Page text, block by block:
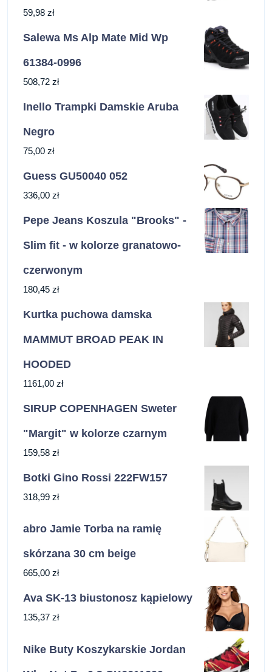
59,98 zł
Salewa Ms Alp Mate Mid Wp
61384-0996
508,72 zł
Inello Trampki Damskie Aruba
Negro
75,00 zł
Guess GU50040 052
336,00 zł
Pepe Jeans Koszula "Brooks" -
Slim fit - w kolorze granatowo-
czerwonym
180,45 zł
Kurtka puchowa damska
MAMMUT BROAD PEAK IN
HOODED
1161,00 zł
SIRUP COPENHAGEN Sweter
"Margit" w kolorze czarnym
159,58 zł
Botki Gino Rossi 222FW157
318,99 zł
abro Jamie Torba na ramię
skórzana 30 cm beige
665,00 zł
Ava SK-13 biustonosz kąpielowy
135,37 zł
Nike Buty Koszykarskie Jordan